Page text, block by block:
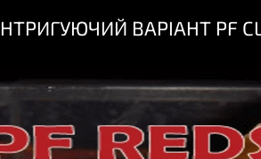
ВАРІАНТ PF